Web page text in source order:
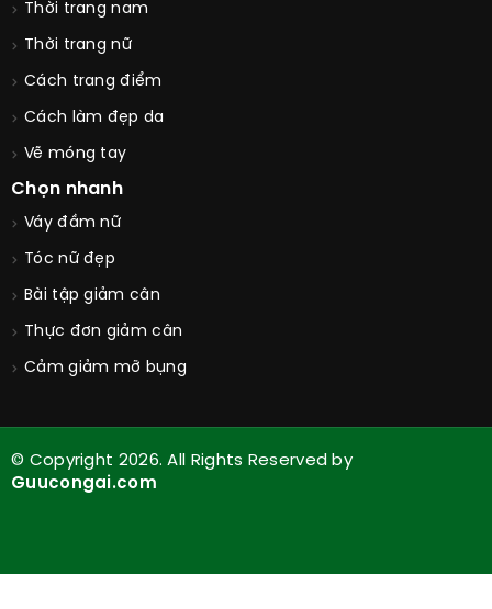
Thời trang nam
Thời trang nữ
Cách trang điểm
Cách làm đẹp da
Vẽ móng tay
Chọn nhanh
Váy đầm nữ
Tóc nữ đẹp
Bài tập giảm cân
Thực đơn giảm cân
Cảm giảm mỡ bụng
© Copyright 2026. All Rights Reserved by
Guucongai.com